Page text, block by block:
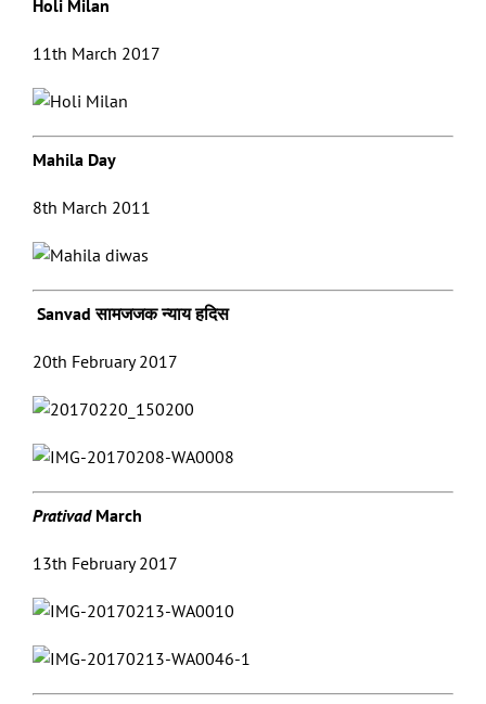
Holi Milan
11th March 2017
Mahila Day
8th March 2011
Sanvad सामजजक न्याय हदिस
20th February 2017
PrativadMarch
13th February 2017